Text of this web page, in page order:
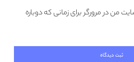
من در مرورگر برای زمانی که دوباره